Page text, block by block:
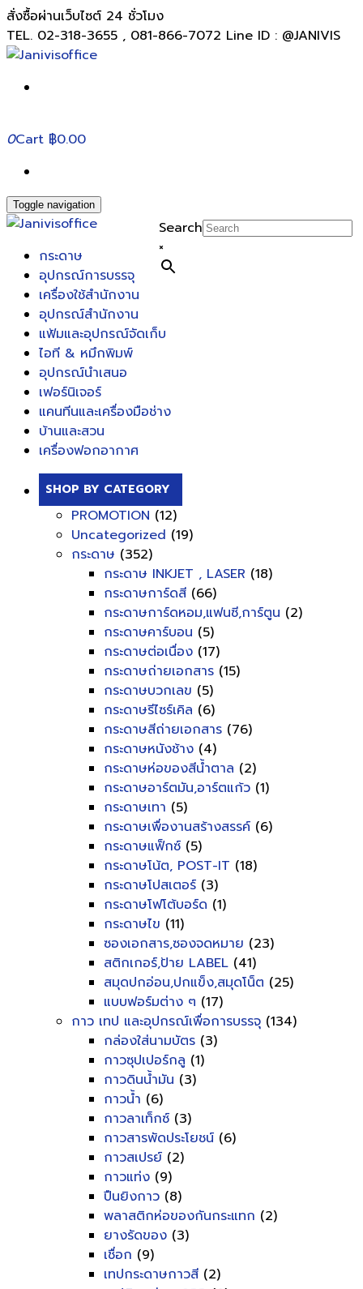
สั่งซื้อผ่านเว็บไซต์ 24 ชั่วโมง
TEL. 02-318-3655 , 081-866-7072 Line ID : @JANIVIS
0Cart ฿0.00
Toggle navigation
Search
×
กระดาษ
อุปกรณ์การบรรจุ
เครื่องใช้สำนักงาน
อุปกรณ์สำนักงาน
แฟ้มและอุปกรณ์จัดเก็บ
ไอที & หมึกพิมพ์
อุปกรณ์นำเสนอ
เฟอร์นิเจอร์
แคนทีนและเครื่องมือช่าง
บ้านและสวน
เครื่องฟอกอากาศ
SHOP BY CATEGORY
PROMOTION (12)
Uncategorized (19)
กระดาษ (352)
กระดาษ INKJET , LASER (18)
กระดาษการ์ดสี (66)
กระดาษการ์ดหอม,แฟนซี,การ์ตูน (2)
กระดาษคาร์บอน (5)
กระดาษต่อเนื่อง (17)
กระดาษถ่ายเอกสาร (15)
กระดาษบวกเลข (5)
กระดาษรีไซร์เคิล (6)
กระดาษสีถ่ายเอกสาร (76)
กระดาษหนังช้าง (4)
กระดาษห่อของสีน้ำตาล (2)
กระดาษอาร์ตมัน,อาร์ตแก้ว (1)
กระดาษเทา (5)
กระดาษเพื่องานสร้างสรรค์ (6)
กระดาษแฟ็กซ์ (5)
กระดาษโน้ต, POST-IT (18)
กระดาษโปสเตอร์ (3)
กระดาษโฟโต้บอร์ด (1)
กระดาษไข (11)
ซองเอกสาร,ซองจดหมาย (23)
สติกเกอร์,ป้าย LABEL (41)
สมุดปกอ่อน,ปกแข็ง,สมุดโน็ต (25)
แบบฟอร์มต่าง ๆ (17)
กาว เทป และอุปกรณ์เพื่อการบรรจุ (134)
กล่องใส่นามบัตร (3)
กาวซุปเปอร์กลู (1)
กาวดินน้ำมัน (3)
กาวน้ำ (6)
กาวลาเท็กซ์ (3)
กาวสารพัดประโยชน์ (6)
กาวสเปรย์ (2)
กาวแท่ง (9)
ปืนยิงกาว (8)
พลาสติกห่อของกันกระแทก (2)
ยางรัดของ (3)
เชื่อก (9)
เทปกระดาษกาวสี (2)